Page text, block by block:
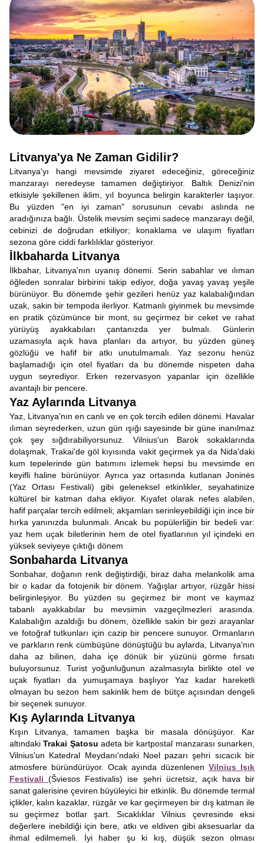
Litvanya'ya Ne Zaman Gidilir?
Litvanya'yı hangi mevsimde ziyaret edeceğiniz, göreceğiniz
manzarayı neredeyse tamamen değiştiriyor. Baltık Denizi'nin
etkisiyle şekillenen iklim, yıl boyunca belirgin karakterler taşıyor.
Bu yüzden "en iyi zaman" sorusunun cevabı aslında ne
aradığınıza bağlı. Üstelik mevsim seçimi sadece manzarayı değil,
cebinizi de doğrudan etkiliyor; konaklama ve ulaşım fiyatları
sezona göre ciddi farklılıklar gösteriyor.
İlkbaharda Litvanya
İlkbahar, Litvanya'nın uyanış dönemi. Serin sabahlar ve ılıman
öğleden sonralar birbirini takip ediyor, doğa yavaş yavaş yeşile
bürünüyor. Bu dönemde şehir gezileri henüz yaz kalabalığından
uzak, sakin bir tempoda ilerliyor. Katmanlı giyinmek bu mevsimde
en pratik çözümünce bir mont, su geçirmez bir ceket ve rahat
yürüyüş ayakkabıları çantanızda yer bulmalı. Günlerin
uzamasıyla açık hava planları da artıyor, bu yüzden güneş
gözlüğü ve hafif bir atkı unutulmamalı. Yaz sezonu henüz
başlamadığı için otel fiyatları da bu dönemde nispeten daha
uygun seyrediyor. Erken rezervasyon yapanlar için özellikle
avantajlı bir pencere.
Yaz Aylarında Litvanya
Yaz, Litvanya'nın en canlı ve en çok tercih edilen dönemi. Havalar
ılıman seyrederken, uzun gün ışığı sayesinde bir güne inanılmaz
çok şey sığdırabiliyorsunuz. Vilnius'un Barok sokaklarında
dolaşmak, Trakai'de göl kıyısında vakit geçirmek ya da Nida'daki
kum tepelerinde gün batımını izlemek hepsi bu mevsimde en
keyifli haline bürünüyor. Ayrıca yaz ortasında kutlanan Joninės
(Yaz Ortası Festivali) gibi geleneksel etkinlikler, seyahatinize
kültürel bir katman daha ekliyor. Kıyafet olarak nefes alabilen,
hafif parçalar tercih edilmeli; akşamları serinleyebildiği için ince bir
hırka yanınızda bulunmalı. Ancak bu popülerliğin bir bedeli var:
yaz hem uçak biletlerinin hem de otel fiyatlarının yıl içindeki en
yüksek seviyeye çıktığı dönem
Sonbaharda Litvanya
Sonbahar, doğanın renk değiştirdiği, biraz daha melankolik ama
bir o kadar da fotojenik bir dönem. Yağışlar artıyor, rüzgâr hissi
belirginleşiyor. Bu yüzden su geçirmez bir mont ve kaymaz
tabanlı ayakkabılar bu mevsimin vazgeçilmezleri arasında.
Kalabalığın azaldığı bu dönem, özellikle sakin bir gezi arayanlar
ve fotoğraf tutkunları için cazip bir pencere sunuyor. Ormanların
ve parkların renk cümbüşüne dönüştüğü bu aylarda, Litvanya'nın
daha az bilinen, daha içe dönük bir yüzünü görme fırsatı
buluyorsunuz. Turist yoğunluğunun azalmasıyla birlikte otel ve
uçak fiyatları da yumuşamaya başlıyor Yaz kadar hareketli
olmayan bu sezon hem sakinlik hem de bütçe açısından dengeli
bir seçenek sunuyor.
Kış Aylarında Litvanya
Kışın Litvanya, tamamen başka bir masala dönüşüyor. Kar
altındakiTrakai Şatosu adeta bir kartpostal manzarası sunarken,
Vilnius'un Katedral Meydanı'ndaki Noel pazarı şehri sıcacık bir
atmosfere büründürüyor. Ocak ayında düzenlenen Vilnius Işık
Festivali (Šviesos Festivalis) ise şehri ücretsiz, açık hava bir
sanat galerisine çeviren büyüleyici bir etkinlik. Bu dönemde termal
içlikler, kalın kazaklar, rüzgâr ve kar geçirmeyen bir dış katman ile
su geçirmez botlar şart. Sıcaklıklar Vilnius çevresinde eksi
değerlere inebildiği için bere, atkı ve eldiven gibi aksesuarlar da
ihmal edilmemeli. İyi haber şu ki kış, düşük sezon olması